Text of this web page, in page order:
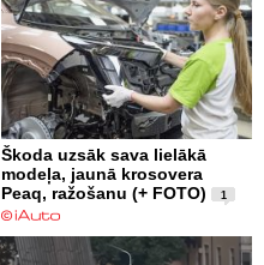
Škoda uzsāk sava lielākā
modeļa, jaunā krosovera
Peaq, ražošanu (+ FOTO)
1